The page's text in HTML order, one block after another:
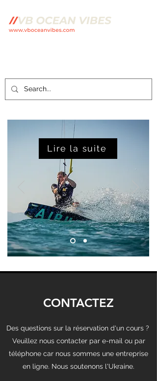
Lire la suite
CONTACTEZ
Des questions sur la réservation d'un cours ?
Veuillez nous contacter par e-mail ou par
téléphone car nous sommes une entreprise
en ligne. Nous soutenons l'Ukraine.